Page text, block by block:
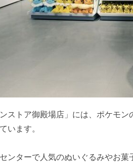
ンストア御殿場店」には、ポケモ
います。
ンターで人気のぬいぐるみやお